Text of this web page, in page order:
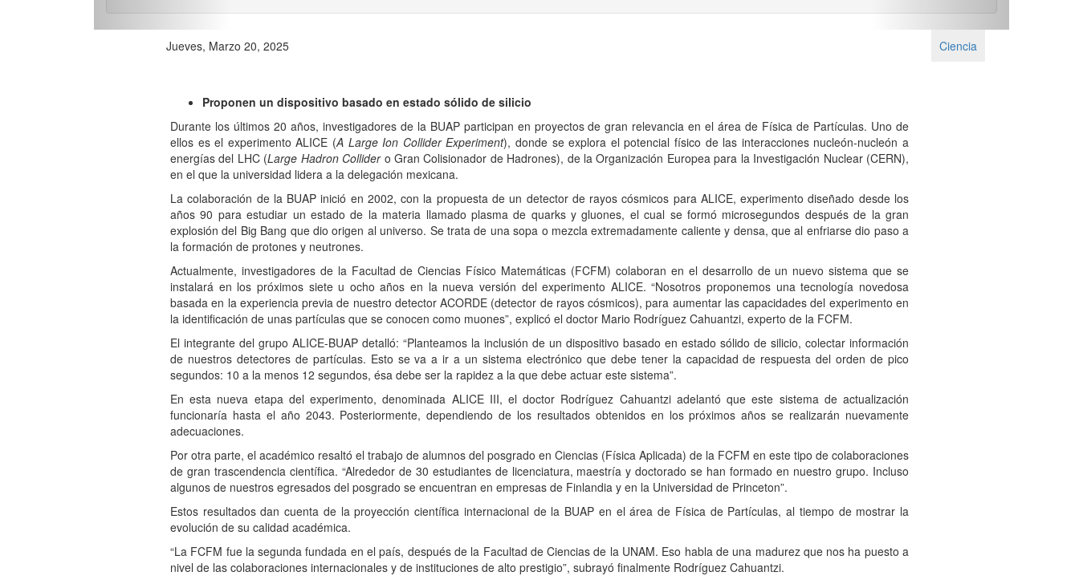
Jueves, Marzo 20, 2025 Ciencia
Proponen un dispositivo basado en estado sólido de silicio
Durante los últimos 20 años, investigadores de la BUAP participan en proyectos de gran relevancia en el área de Física de Partículas. Uno de
ellos es el experimento ALICE (A Large Ion Collider Experiment), donde se explora el potencial físico de las interacciones nucleón-nucleón a
energías del LHC (Large Hadron Collidero Gran Colisionador de Hadrones), de la Organización Europea para la Investigación Nuclear (CERN),
en el que la universidad lidera a la delegación mexicana.
La colaboración de la BUAP inició en 2002, con la propuesta de un detector de rayos cósmicos para ALICE, experimento diseñado desde los
años 90 para estudiar un estado de la materia llamado plasma de quarks y gluones, el cual se formó microsegundos después de la gran
explosión del Big Bang que dio origen al universo. Se trata de una sopa o mezcla extremadamente caliente y densa, que al enfriarse dio paso a
la formación de protones y neutrones.
Actualmente, investigadores de la Facultad de Ciencias Físico Matemáticas (FCFM) colaboran en el desarrollo de un nuevo sistema que se
instalará en los próximos siete u ocho años en la nueva versión del experimento ALICE. “Nosotros proponemos una tecnología novedosa
basada en la experiencia previa de nuestro detector ACORDE (detector de rayos cósmicos), para aumentar las capacidades del experimento en
la identificación de unas partículas que se conocen como muones”, explicó el doctor Mario Rodríguez Cahuantzi, experto de la FCFM.
El integrante del grupo ALICE-BUAP detalló: “Planteamos la inclusión de un dispositivo basado en estado sólido de silicio, colectar información
de nuestros detectores de partículas. Esto se va a ir a un sistema electrónico que debe tener la capacidad de respuesta del orden de pico
segundos: 10 a la menos 12 segundos, ésa debe ser la rapidez a la que debe actuar este sistema”.
En esta nueva etapa del experimento, denominada ALICE III, el doctor Rodríguez Cahuantzi adelantó que este sistema de actualización
funcionaría hasta el año 2043. Posteriormente, dependiendo de los resultados obtenidos en los próximos años se realizarán nuevamente
adecuaciones.
Por otra parte, el académico resaltó el trabajo de alumnos del posgrado en Ciencias (Física Aplicada) de la FCFM en este tipo de colaboraciones
de gran trascendencia científica. “Alrededor de 30 estudiantes de licenciatura, maestría y doctorado se han formado en nuestro grupo. Incluso
algunos de nuestros egresados del posgrado se encuentran en empresas de Finlandia y en la Universidad de Princeton”.
Estos resultados dan cuenta de la proyección científica internacional de la BUAP en el área de Física de Partículas, al tiempo de mostrar la
evolución de su calidad académica.
“La FCFM fue la segunda fundada en el país, después de la Facultad de Ciencias de la UNAM. Eso habla de una madurez que nos ha puesto a
nivel de las colaboraciones internacionales y de instituciones de alto prestigio”, subrayó finalmente Rodríguez Cahuantzi.